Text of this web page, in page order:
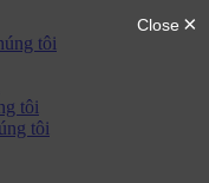
tôi
tôi
tôi